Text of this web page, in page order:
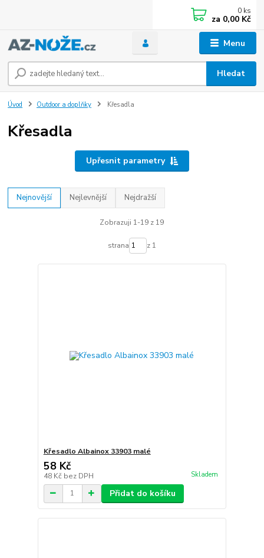
Menu
Hledat
0 ks
za 0,00 Kč
Úvod Outdoor a doplňky Křesadla
Křesadla
Upřesnit parametry
Nejnovější Nejlevnější Nejdražší
Zobrazuji 1-19 z 19
strana z 1
Křesadlo Albainox 33903 malé
58 Kč
48 Kč bez DPH Skladem
Přidat do košíku